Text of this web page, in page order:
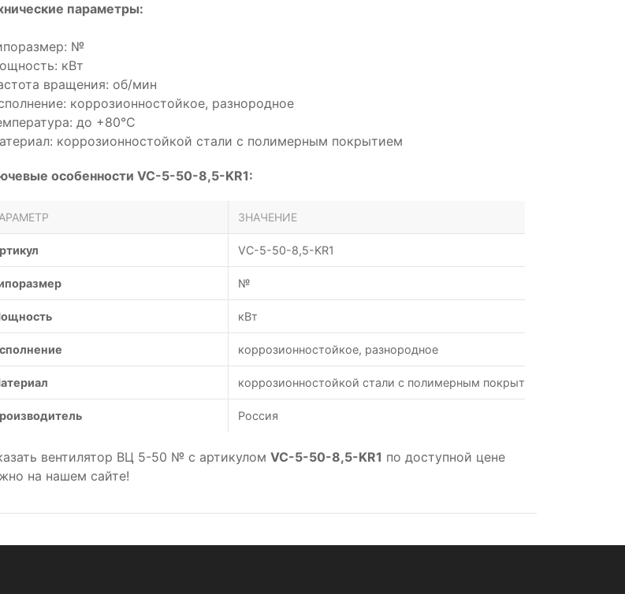
параметры:
№
кВт
вращения: об/мин
коррозионностойкое, разнородное
до +80°С
коррозионностойкой стали с полимерным покрытием
особенности VC-5-50-8,5-KR1:
ЗНАЧЕНИЕ
VC-5-50-8,5-KR1
№
кВт
коррозионностойкое, разнородное
коррозионностойкой стали с полимерным покрытием
Россия
вентилятор ВЦ 5-50 № с артикулом VC-5-50-8,5-KR1 по доступной цене
на нашем сайте!